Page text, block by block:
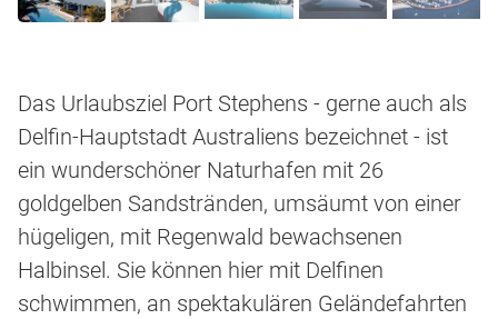
Das Urlaubsziel Port Stephens - gerne auch als
Delfin-Hauptstadt Australiens bezeichnet - ist
ein wunderschöner Naturhafen mit 26
goldgelben Sandstränden, umsäumt von einer
hügeligen, mit Regenwald bewachsenen
Halbinsel. Sie können hier mit Delfinen
schwimmen, an spektakulären Geländefahrten